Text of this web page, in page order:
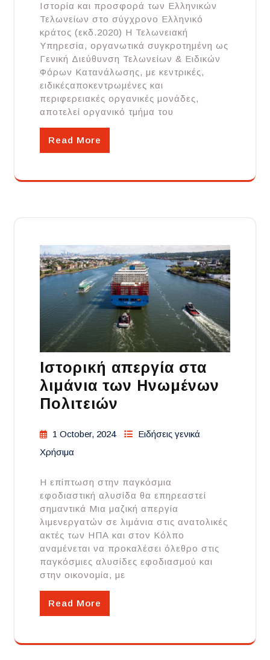
Ιστορία και προσφορά των Ελληνικών
Τελωνείων στο σύγχρονο Ελληνικό
κράτος (εκδ.2020) Η Τελωνειακή
Υπηρεσία, οργανωτικά συγκροτημένη ως
Γενική Διεύθυνση Τελωνείων & Ειδικών
Φόρων Κατανάλωσης, με κεντρικές,
ειδικέςαποκεντρωμένες και
περιφερειακές οργανικές μονάδες,
αποτελεί οργανικό τμήμα του
Read More
Ιστορική απεργία στα
λιμάνια των Ηνωμένων
Πολιτειών
1 October, 2024
Ειδήσεις γενικά
Χρήσιμα
Η επίπτωση στην παγκόσμια
εφοδιαστική αλυσίδα θα επηρεαστεί
σημαντικά Μια μαζική απεργία
λιμενεργατών σε λιμάνια στις ανατολικές
ακτές των ΗΠΑ και στον Κόλπο
αναμένεται να προκαλέσει όλεθρο στις
παγκόσμιες αλυσίδες εφοδιασμού και
στην οικονομία, με
Read More